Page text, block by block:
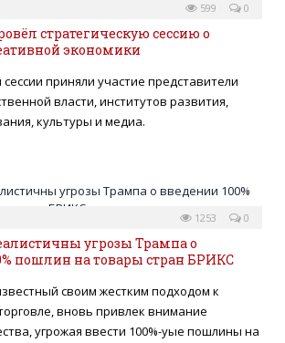
0
599
стратегическую сессию о
экономики
сессии приняли участие представители
власти, институтов развития,
культуры и медиа.
0
1253
угрозы Трампа о
пошлин на товары стран БРИКС
своим жестким подходом к
вновь привлек внимание
угрожая ввести 100%-yые пошлины на